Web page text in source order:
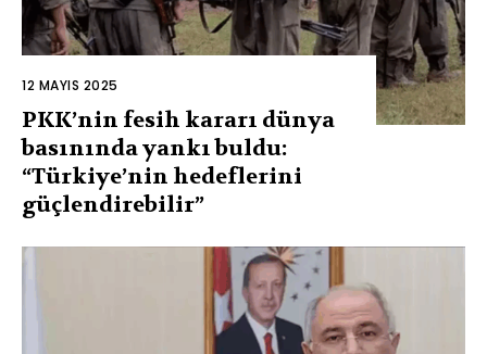
12 MAYIS 2025
PKK’nin fesih kararı dünya
basınında yankı buldu:
“Türkiye’nin hedeflerini
güçlendirebilir”